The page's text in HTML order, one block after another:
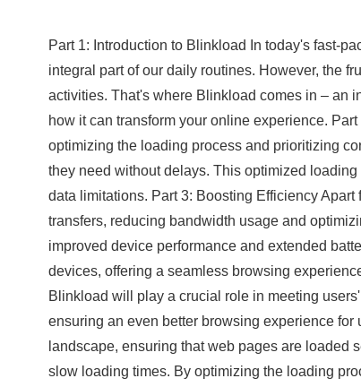
Part 1: Introduction to Blinkload In today's fast-
integral part of our daily routines. However, the
activities. That's where Blinkload comes in – an
how it can transform your online experience.
optimizing the loading process and prioritizing
they need without delays. This optimized
data limitations. Part 3: Boosting Efficiency
transfers, reducing bandwidth usage and
improved device performance and extended
devices, offering a seamless browsing
Blinkload will play a crucial role in meeting
ensuring an even better browsing experience
landscape, ensuring that web pages are loaded
slow loading times. By optimizing the loading